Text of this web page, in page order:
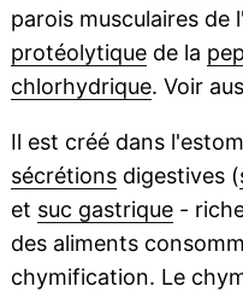
parois musculaires de l'
protéolytiquede la
chlorhydrique. Voir
Il est créé dans
sécrétionsdigestives (
et suc gastrique-
des aliments
chymification. Le